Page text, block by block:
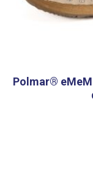
Polmar®